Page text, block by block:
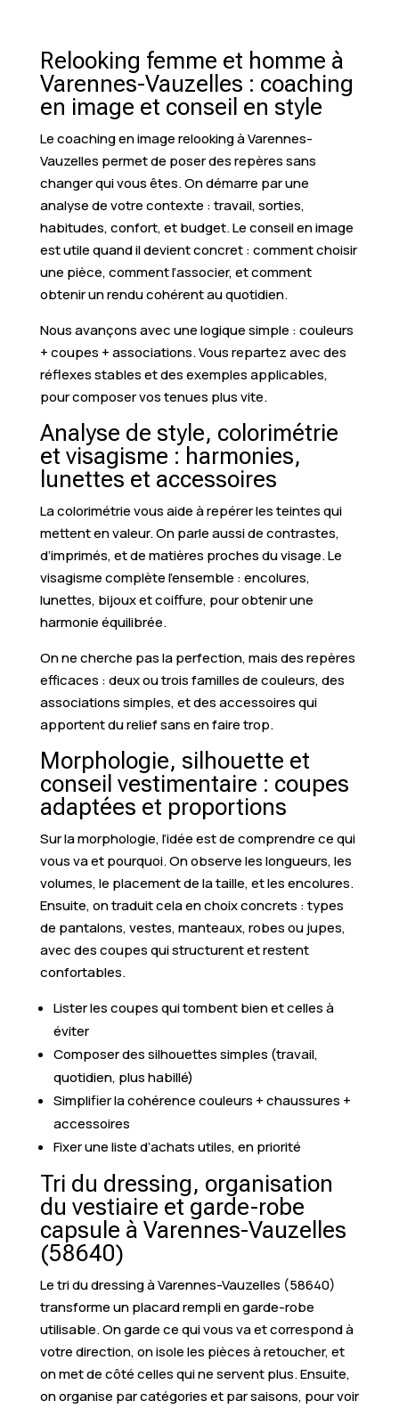
Relooking femme et homme à
Varennes-Vauzelles : coaching
en image et conseil en style
Le coaching en image relooking à Varennes-
Vauzelles permet de poser des repères sans
changer qui vous êtes. On démarre par une
analyse de votre contexte : travail, sorties,
habitudes, confort, et budget. Le conseil en image
est utile quand il devient concret : comment choisir
une pièce, comment l’associer, et comment
obtenir un rendu cohérent au quotidien.
Nous avançons avec une logique simple : couleurs
+ coupes + associations. Vous repartez avec des
réflexes stables et des exemples applicables,
pour composer vos tenues plus vite.
Analyse de style, colorimétrie
et visagisme : harmonies,
lunettes et accessoires
La colorimétrie vous aide à repérer les teintes qui
mettent en valeur. On parle aussi de contrastes,
d’imprimés, et de matières proches du visage. Le
visagisme complète l’ensemble : encolures,
lunettes, bijoux et coiffure, pour obtenir une
harmonie équilibrée.
On ne cherche pas la perfection, mais des repères
efficaces : deux ou trois familles de couleurs, des
associations simples, et des accessoires qui
apportent du relief sans en faire trop.
Morphologie, silhouette et
conseil vestimentaire : coupes
adaptées et proportions
Sur la morphologie, l’idée est de comprendre ce qui
vous va et pourquoi. On observe les longueurs, les
volumes, le placement de la taille, et les encolures.
Ensuite, on traduit cela en choix concrets : types
de pantalons, vestes, manteaux, robes ou jupes,
avec des coupes qui structurent et restent
confortables.
Lister les coupes qui tombent bien et celles à
éviter
Composer des silhouettes simples (travail,
quotidien, plus habillé)
Simplifier la cohérence couleurs + chaussures +
accessoires
Fixer une liste d’achats utiles, en priorité
Tri du dressing, organisation
du vestiaire et garde-robe
capsule à Varennes-Vauzelles
(58640)
Le tri du dressing à Varennes-Vauzelles (58640)
transforme un placard rempli en garde-robe
utilisable. On garde ce qui vous va et correspond à
votre direction, on isole les pièces à retoucher, et
on met de côté celles qui ne servent plus. Ensuite,
on organise par catégories et par saisons, pour voir